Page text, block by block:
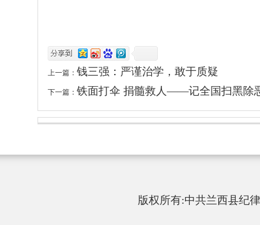
上一篇： 钱三强：严谨治学，敢于质疑
下一篇： 铁面打伞 捐髓救人——记全国扫黑除
版权所有:中共兰西县纪